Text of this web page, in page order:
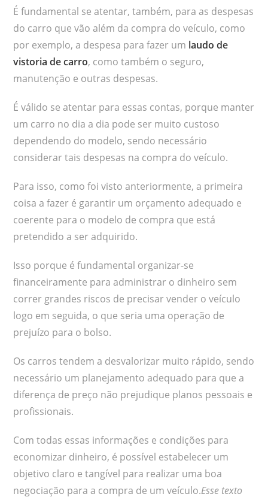
É fundamental se atentar, também, para as despesas
do carro que vão além da compra do veículo, como
por exemplo, a despesa para fazer um laudo de
vistoria de carro, como também o seguro,
manutenção e outras despesas.
É válido se atentar para essas contas, porque manter
um carro no dia a dia pode ser muito custoso
dependendo do modelo, sendo necessário
considerar tais despesas na compra do veículo.
Para isso, como foi visto anteriormente, a primeira
coisa a fazer é garantir um orçamento adequado e
coerente para o modelo de compra que está
pretendido a ser adquirido.
Isso porque é fundamental organizar-se
financeiramente para administrar o dinheiro sem
correr grandes riscos de precisar vender o veículo
logo em seguida, o que seria uma operação de
prejuízo para o bolso.
Os carros tendem a desvalorizar muito rápido, sendo
necessário um planejamento adequado para que a
diferença de preço não prejudique planos pessoais e
profissionais.
Com todas essas informações e condições para
economizar dinheiro, é possível estabelecer um
objetivo claro e tangível para realizar uma boa
negociação para a compra de um veículo.Esse texto